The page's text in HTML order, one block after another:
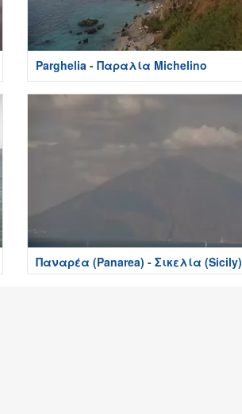
Parghelia - Παραλία Michelino
Παναρέα (Panarea) - Σικελία (Sicily)